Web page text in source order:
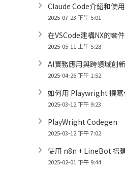
Claude Code介紹和使
2025-07-23 下午 5:01
在VSCode建構NX的套件
2025-05-11 上午 5:28
AI實務應用與跨領域創
2025-04-26 下午 1:52
如何用 Playwright 撰寫
2025-03-12 下午 9:23
PlayWright Codegen
2025-03-12 下午 7:02
使用 n8n + LineBot 搭
2025-02-01 下午 9:44